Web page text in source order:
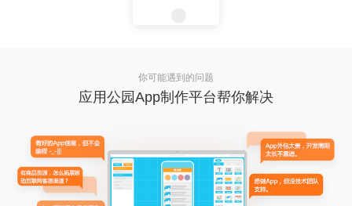
你可能遇到的问题
应用公园App制作平台帮你解决